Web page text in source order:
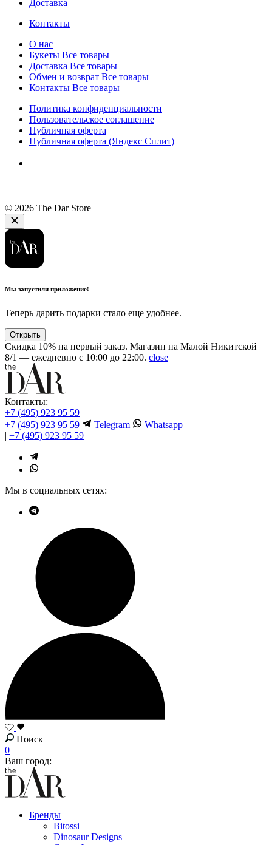
Доставка
Контакты
О нас
Букеты Все товары
Доставка Все товары
Обмен и возврат Все товары
Контакты Все товары
Политика конфиденциальности
Пользовательское соглашение
Публичная оферта
Публичная оферта (Яндекс Сплит)
© 2026 The Dar Store
Мы запустили приложение!
Теперь дарить подарки стало еще удобнее.
Открыть
Скидка 10% на первый заказ. Магазин на Малой Никитской
8/1 — ежедневно с 10:00 до 22:00. close
Контакты:
+7 (495) 923 95 59
+7 (495) 923 95 59
Telegram
Whatsapp
| +7 (495) 923 95 59
Мы в социальных сетях:
Поиск
0
Ваш город:
Бренды
Bitossi
Dinosaur Designs